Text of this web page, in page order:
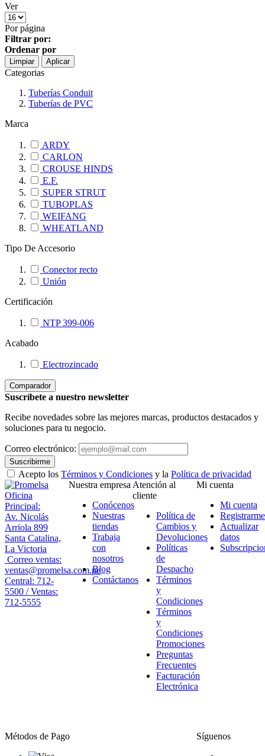
Ver
Por página
Filtrar por:
Ordenar por
Limpiar Aplicar
Categorias
Tuberías Conduit
Tuberías de PVC
Marca
ARDY
CARLON
CROUSE HINDS
E.F.
SUPER STRUT
TUBOPLAS
WEIFANG
WHEATLAND
Tipo De Accesorio
Conector recto
Unión
Certificación
NTP 399-006
Acabado
Electrozincado
Comparador
Suscríbete a nuestro newsletter
Recibe novedades sobre las mejores marcas, productos destacados y
soluciones para tu negocio.
Correo electrónico:
Suscribirme
Acepto los Términos y Condiciones y la Política de privacidad
Oficina
Principal:
Av. Nicolás
Arriola 899
Santa Catalina,
La Victoria
Correo ventas:
ventas@promelsa.com.pe
Central: 712-
5500 / Ventas:
712-5555
Nuestra empresa
Conócenos
Nuestras
tiendas
Trabaja
con
nosotros
Blog
Contáctanos
Atención al
cliente
Política de
Cambios y
Devoluciones
Políticas
de
Despacho
Términos
y
Condiciones
Términos
y
Condiciones
Promociones
Preguntas
Frecuentes
Facturación
Electrónica
Mi cuenta
Mi cuenta
Registrarme
Actualizar
datos
Métodos de Pago Síguenos